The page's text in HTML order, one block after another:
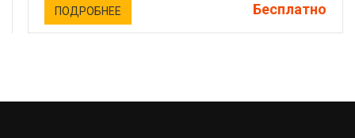
ПОДРОБНЕЕ Бесплатно